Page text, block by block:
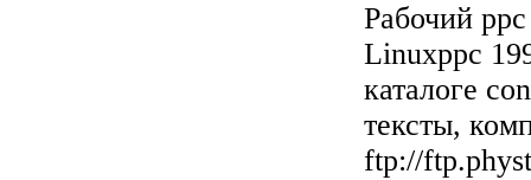
Рабочий
Linuxppc
каталоге
тексты,
ftp://